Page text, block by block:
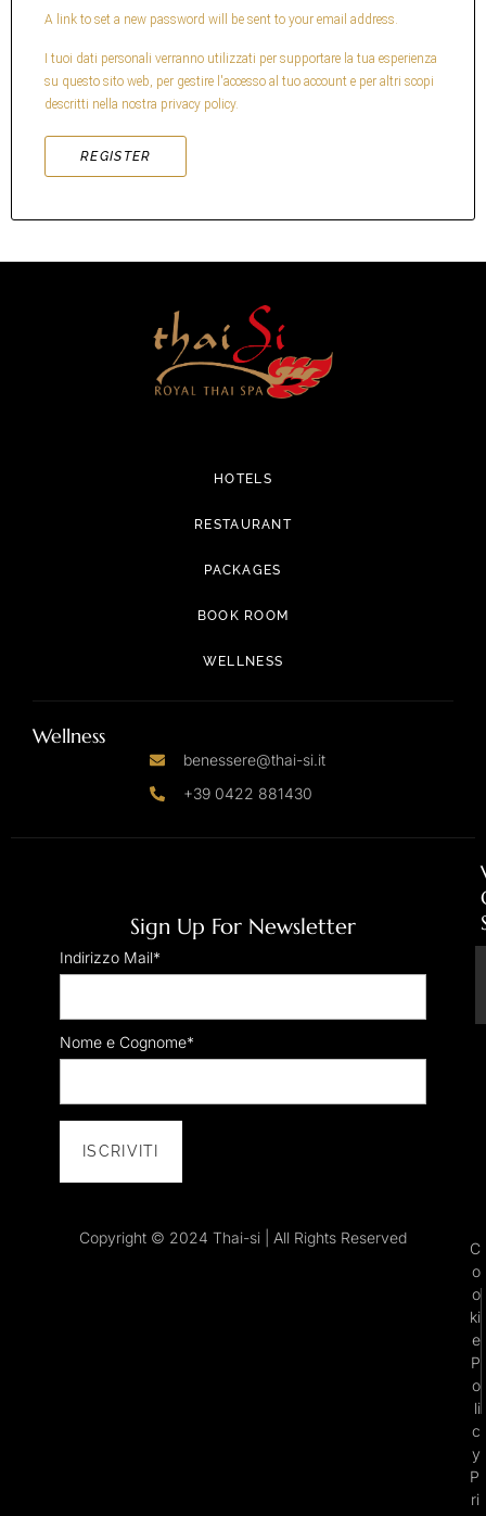
A link to set a new password will be sent to your email address.
I tuoi dati personali verranno utilizzati per supportare la tua esperienza
su questo sito web, per gestire l'accesso al tuo account e per altri scopi
descritti nella nostra privacy policy.
REGISTER
HOTELS
RESTAURANT
PACKAGES
BOOK ROOM
WELLNESS
Wellness
benessere@thai-si.it
+39 0422 881430
Sign Up For Newsletter
Indirizzo Mail*
Nome e Cognome*
Copyright © 2024 Thai-si | All Rights Reserved
C
o
o
ki
e
P
o
li
c
y
P
ri